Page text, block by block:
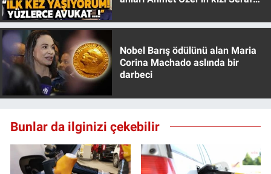
Nobel Barış ödülünü alan Maria
Corina Machado aslında bir
darbeci
Bunlar da ilginizi çekebilir